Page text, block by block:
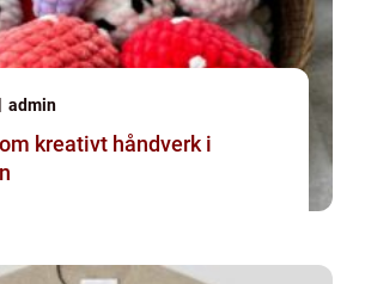
admin
kreativt håndverk i